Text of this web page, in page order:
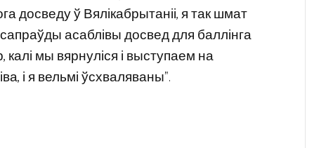
досведу ў Вялікабрытаніі, я так шмат
асаблівы досвед для баллінга
мы вярнуліся і выступаем на
і я вельмі ўсхваляваны”.